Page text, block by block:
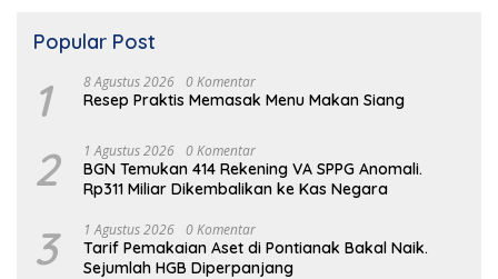
Popular Post
1 8 Agustus 2026 0 Komentar
Resep Praktis Memasak Menu Makan Siang
2 1 Agustus 2026 0 Komentar
BGN Temukan 414 Rekening VA SPPG Anomali.
Rp311 Miliar Dikembalikan ke Kas Negara
3 1 Agustus 2026 0 Komentar
Tarif Pemakaian Aset di Pontianak Bakal Naik.
Sejumlah HGB Diperpanjang